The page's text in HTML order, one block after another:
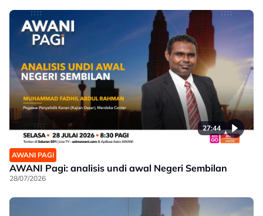
27:44
AWANI PAGI
AWANI Pagi: analisis undi awal Negeri Sembilan
28/07/2026